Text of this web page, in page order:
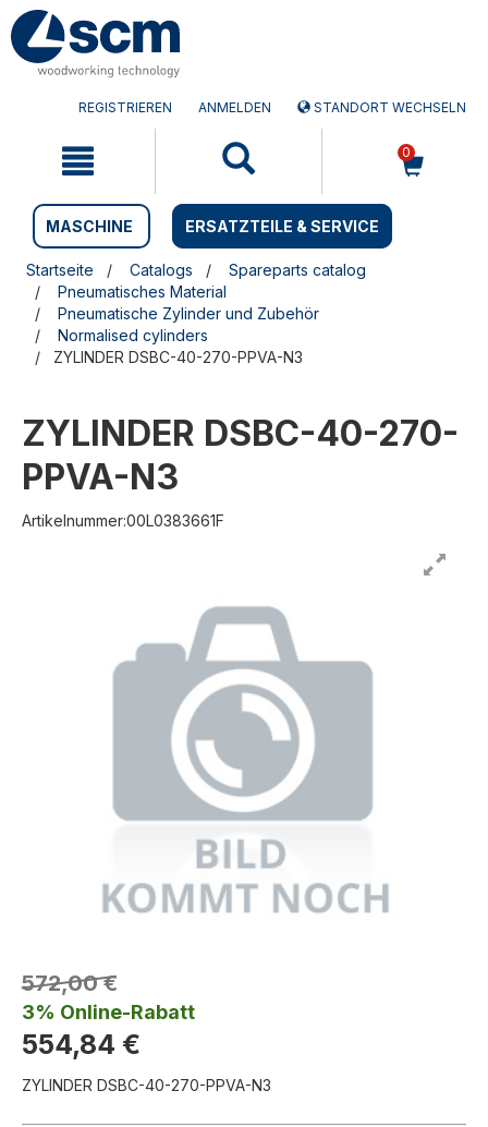
Zum
Inhalt
springen
Zum
Navigationsmen�
springen
REGISTRIEREN ANMELDEN STANDORT WECHSELN
0
MASCHINE ERSATZTEILE & SERVICE
Startseite Catalogs
Spareparts catalog
Pneumatisches Material
Pneumatische Zylinder und Zubehör
Normalised cylinders
ZYLINDER DSBC-40-270-PPVA-N3
ZYLINDER DSBC-40-270-
PPVA-N3
Artikelnummer:00L0383661F
572,00 €
3% Online-Rabatt
554,84 €
ZYLINDER DSBC-40-270-PPVA-N3